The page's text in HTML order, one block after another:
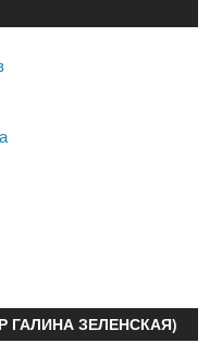
ГАЛИНА ЗЕЛЕНСКАЯ)